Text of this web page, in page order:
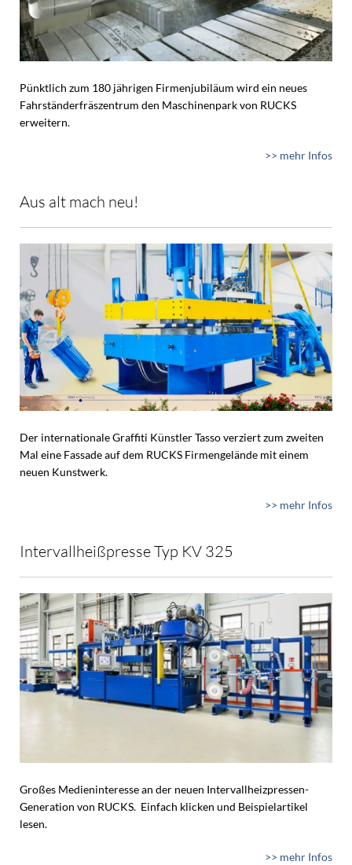
Pünktlich zum 180 jährigen Firmenjubiläum wird ein neues
Fahrständerfräszentrum den Maschinenpark von RUCKS
erweitern.
>> mehr Infos
Aus alt mach neu!
Der internationale Graffiti Künstler Tasso verziert zum zweiten
Mal eine Fassade auf dem RUCKS Firmengelände mit einem
neuen Kunstwerk.
>> mehr Infos
Intervallheißpresse Typ KV 325
Großes Medieninteresse an der neuen Intervallheizpressen-
Generation von RUCKS. Einfach klicken und Beispielartikel
lesen.
>> mehr Infos